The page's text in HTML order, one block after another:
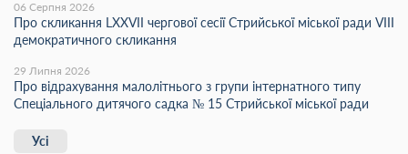
06 Серпня 2026
Про скликання LХХVІІ чергової сесії Стрийської міської ради VIII
демократичного скликання
29 Липня 2026
Про відрахування малолітнього з групи інтернатного типу
Спеціального дитячого садка № 15 Стрийської міської ради
Усі